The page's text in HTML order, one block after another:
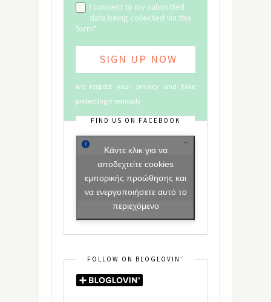
I consent to my submitted
data being collected via this
form*
we respect your privacy and take
protecting it seriously
FIND US ON FACEBOOK
Κάντε κλικ για να
αποδεχτείτε cookies
εμπορικής προώθησης και
να ενεργοποιήσετε αυτό το
περιεχόμενο
FOLLOW ON BLOGLOVIN’